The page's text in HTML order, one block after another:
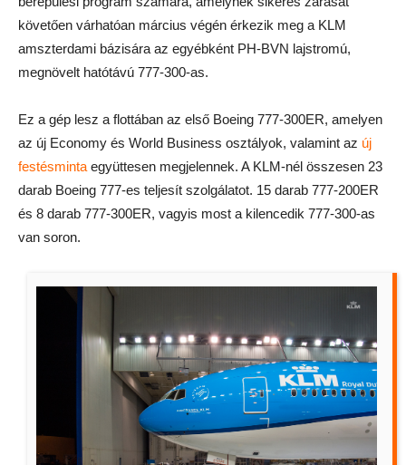
követően várhatóan március végén érkezik meg a KLM
amszterdami bázisára az egyébként PH-BVN lajstromú,
megnövelt hatótávú 777-300-as.
Ez a gép lesz a flottában az első Boeing 777-300ER, amelyen
az új Economy és World Business osztályok, valamint az új
festésminta együttesen megjelennek. A KLM-nél összesen 23
darab Boeing 777-es teljesít szolgálatot. 15 darab 777-200ER
és 8 darab 777-300ER, vagyis most a kilencedik 777-300-as
van soron.